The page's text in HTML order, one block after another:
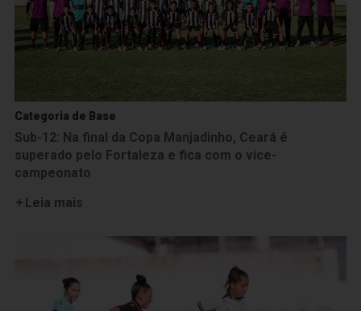
Categoria de Base
Sub-12: Na final da Copa Manjadinho, Ceará é
superado pelo Fortaleza e fica com o vice-
campeonato
Leia mais